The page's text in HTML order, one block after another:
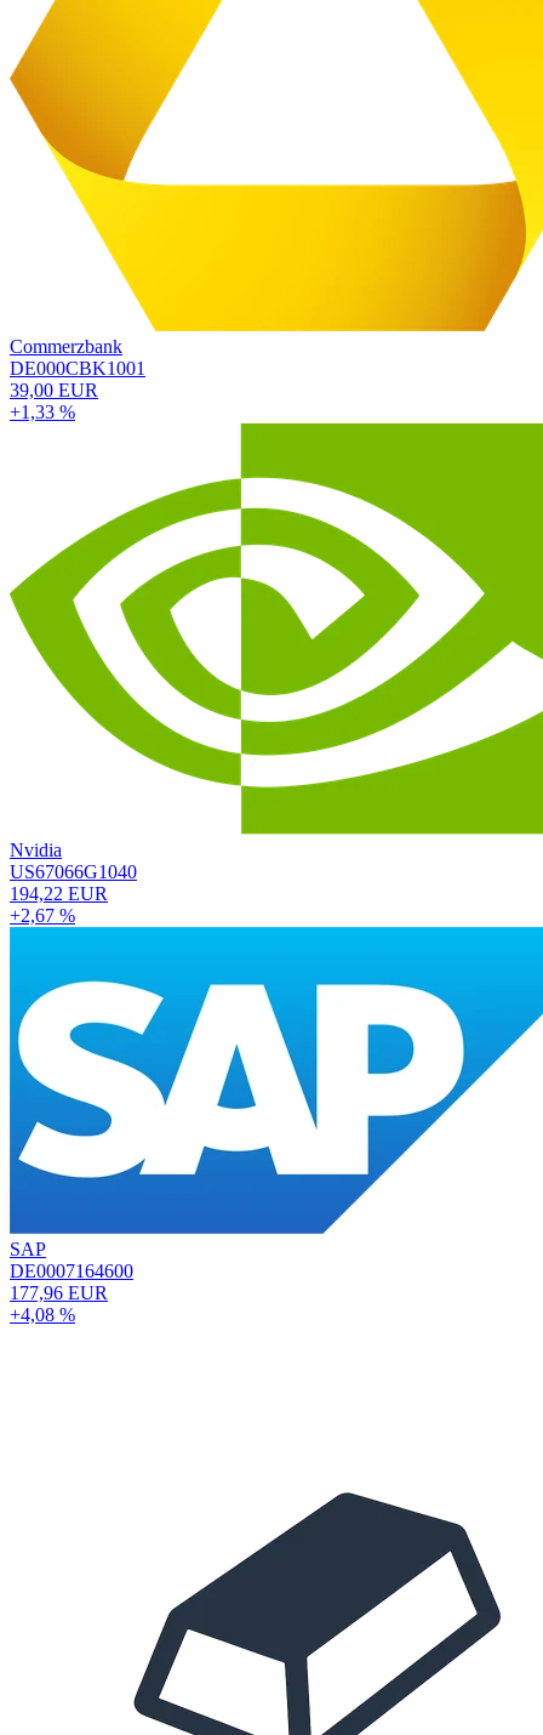
Commerzbank
DE000CBK1001
39,00 EUR
+1,33 %
Nvidia
US67066G1040
194,22 EUR
+2,67 %
SAP
DE0007164600
177,96 EUR
+4,08 %